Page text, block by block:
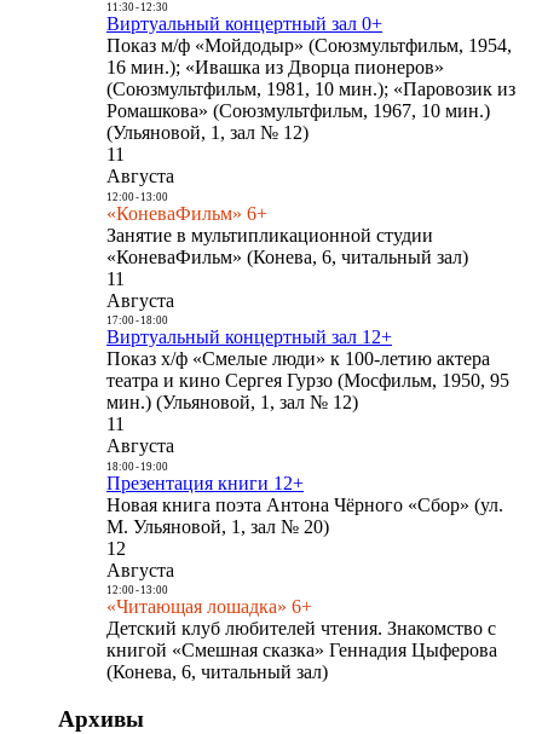
11:30- 12:30
Виртуальный концертный зал 0+
Показ м/ф «Мойдодыр» (Союзмультфильм, 1954,
16 мин.); «Ивашка из Дворца пионеров»
(Союзмультфильм, 1981, 10 мин.); «Паровозик из
Ромашкова» (Союзмультфильм, 1967, 10 мин.)
(Ульяновой, 1, зал № 12)
11
Августа
12:00- 13:00
«КоневаФильм» 6+
Занятие в мультипликационной студии
«КоневаФильм» (Конева, 6, читальный зал)
11
Августа
17:00- 18:00
Виртуальный концертный зал 12+
Показ х/ф «Смелые люди» к 100-летию актера
театра и кино Сергея Гурзо (Мосфильм, 1950, 95
мин.) (Ульяновой, 1, зал № 12)
11
Августа
18:00- 19:00
Презентация книги 12+
Новая книга поэта Антона Чёрного «Сбор» (ул.
М. Ульяновой, 1, зал № 20)
12
Августа
12:00- 13:00
«Читающая лошадка» 6+
Детский клуб любителей чтения. Знакомство с
книгой «Смешная сказка» Геннадия Цыферова
(Конева, 6, читальный зал)
Архивы